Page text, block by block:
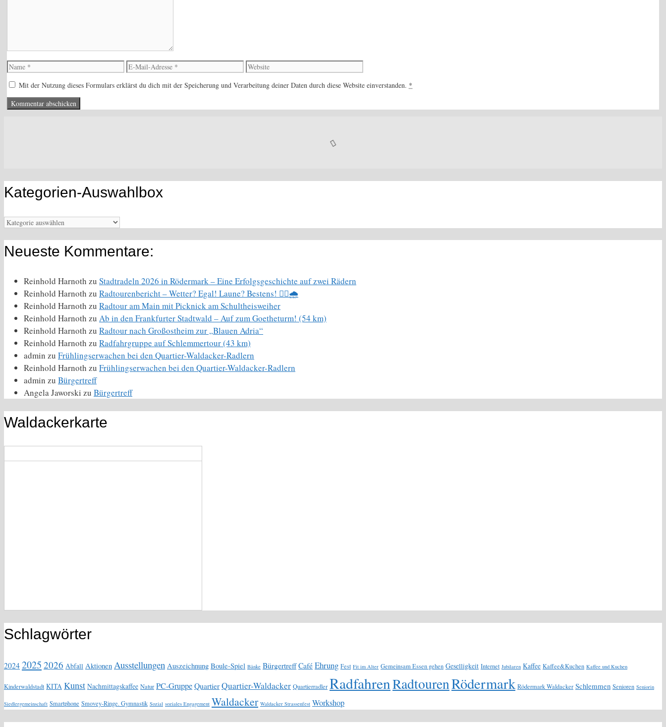
Name
E-
Mail-
Adresse
Website
Mit der Nutzung dieses Formulars erklärst du dich mit der Speicherung und Verarbeitung deiner Daten durch diese Website einverstanden. *
Kategorien-Auswahlbox
Kategorien-
Neueste Kommentare:
Reinhold Harnoth zu Stadtradeln 2026 in Rödermark – Eine Erfolgsgeschichte auf zwei Rädern
Reinhold Harnoth zu Radtourenbericht – Wetter? Egal! Laune? Bestens! 🚴‍♀️🌧️
Reinhold Harnoth zu Radtour am Main mit Picknick am Schultheisweiher
Reinhold Harnoth zu Ab in den Frankfurter Stadtwald – Auf zum Goetheturm! (54 km)
Reinhold Harnoth zu Radtour nach Großostheim zur „Blauen Adria“
Reinhold Harnoth zu Radfahrgruppe auf Schlemmertour (43 km)
admin zu Frühlingserwachen bei den Quartier-Waldacker-Radlern
Reinhold Harnoth zu Frühlingserwachen bei den Quartier-Waldacker-Radlern
admin zu Bürgertreff
Angela Jaworski zu Bürgertreff
Waldackerkarte
Schlagwörter
20242025 2026 Abfall Aktionen Ausstellungen Auszeichnung Boule-Spiel Bänke BürgertreffCaféEhrung Fest Fit im Alter Gemeinsam Essen gehen Geselligkeit Internet Jubilaren Kaffee Kaffee&Kuchen Kaffee und Kuchen
Kinderwaldstadt KITA Kunst Nachmittagskaffee Natur PC-GruppeQuartierQuartier-Waldacker Quartierradler RadfahrenRadtourenRödermark Rödermark Waldacker Schlemmen Senioren Seniorin
Siedlergemeinschaft Smartphone Smovey-Ringe. Gymnastik Sozial soziales Engagement Waldacker Waldacker Strassenfest Workshop